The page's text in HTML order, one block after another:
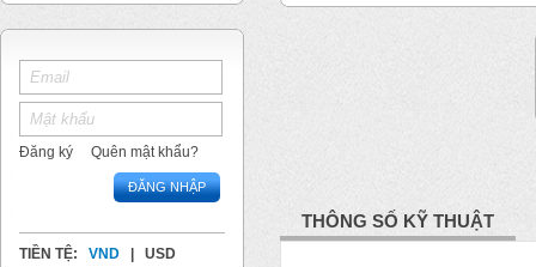
Đăng ký Quên mật khẩu?
ĐĂNG NHẬP
TIỀN TỆ: VND USD
THÔNG SỐ KỸ THUẬT